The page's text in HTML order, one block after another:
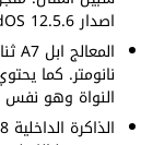
اصدار iPadOS 12.5.6.
النواة وهو